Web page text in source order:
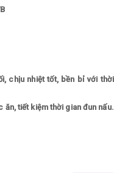
chịu nhiệt tốt, bền bỉ với thời
ăn, tiết kiệm thời gian đun nấu.